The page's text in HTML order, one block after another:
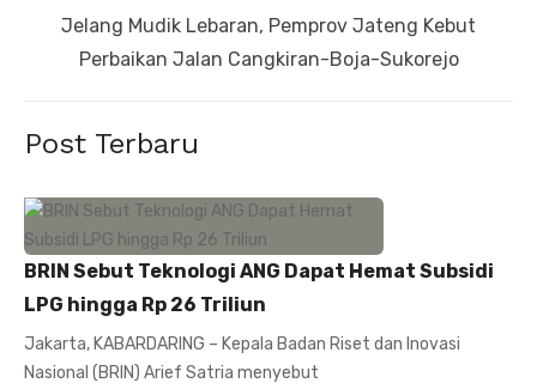
NextJelang Mudik Lebaran, Pemprov Jateng Kebut
Perbaikan Jalan Cangkiran-Boja-Sukorejo
Post Terbaru
BRIN Sebut Teknologi ANG Dapat Hemat Subsidi
LPG hingga Rp 26 Triliun
Jakarta, KABARDARING – Kepala Badan Riset dan Inovasi
Nasional (BRIN) Arief Satria menyebut